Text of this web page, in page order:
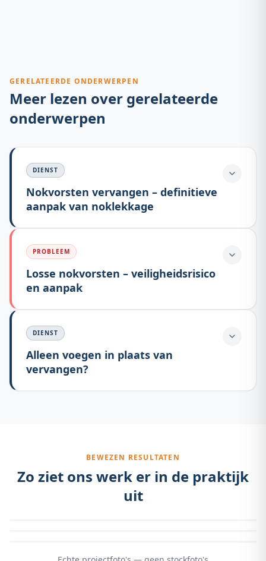
GERELATEERDE ONDERWERPEN
Meer lezen over gerelateerde
onderwerpen
DIENST
Nokvorsten vervangen – definitieve
aanpak van noklekkage
PROBLEEM
Losse nokvorsten – veiligheidsrisico
en aanpak
DIENST
Alleen voegen in plaats van
vervangen?
BEWEZEN RESULTATEN
Zo ziet ons werk er in de praktijk
uit